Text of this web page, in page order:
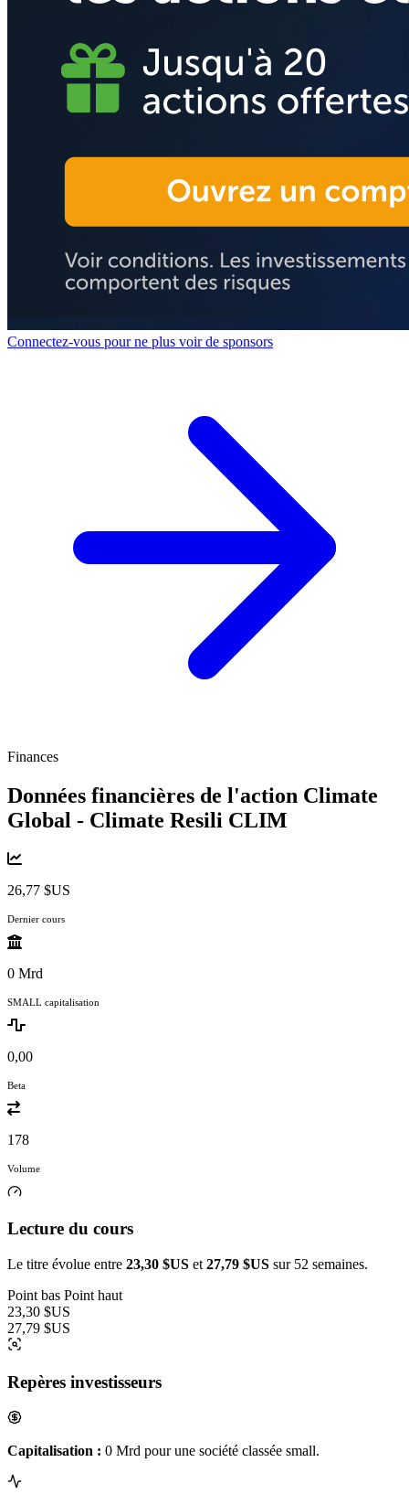
Connectez-vous pour ne plus voir de sponsors
Finances
Données financières de l'action Climate
Global - Climate Resili CLIM
26,77 $US
Dernier cours
0 Mrd
SMALL capitalisation
0,00
Beta
178
Volume
Lecture du cours
Le titre évolue entre 23,30 $US et 27,79 $US sur 52 semaines.
Point bas Point haut
23,30 $US
27,79 $US
Repères investisseurs
Capitalisation : 0 Mrd pour une société classée small.